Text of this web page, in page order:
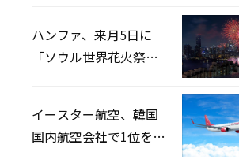
ハンファ、来月5日に
「ソウル世界花火祭り
イースター航空、韓国
国内航空会社で1位を記